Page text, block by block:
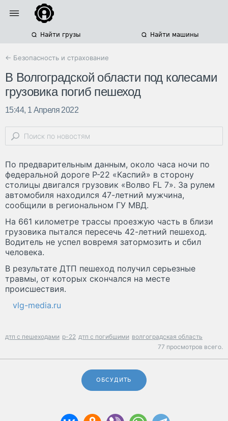
Найти грузы Найти машины
← Безопасность и страхование
В Волгоградской области под колесами
грузовика погиб пешеход
15:44, 1 Апреля 2022
По предварительным данным, около часа ночи по
федеральной дороге Р-22 «Каспий» в сторону
столицы двигался грузовик «Волво FL 7». За рулем
автомобиля находился 47-летний мужчина,
сообщили в региональном ГУ МВД.
На 661 километре трассы проезжую часть в близи
грузовика пытался пересечь 42-летний пешеход.
Водитель не успел вовремя затормозить и сбил
человека.
В результате ДТП пешеход получил серьезные
травмы, от которых скончался на месте
происшествия.
vlg-media.ru
дтп с пешеходами р-22 дтп с погибшими волгоградская область
77 просмотров всего.
ОБСУДИТЬ